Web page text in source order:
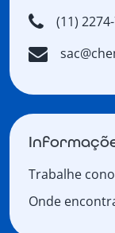
(11)
Trabalhe
Onde